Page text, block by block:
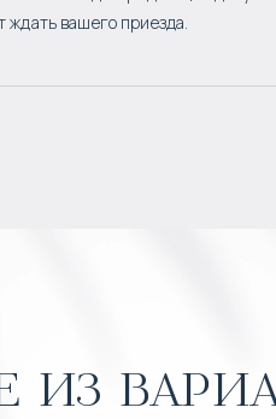
ждать вашего приезда.
из